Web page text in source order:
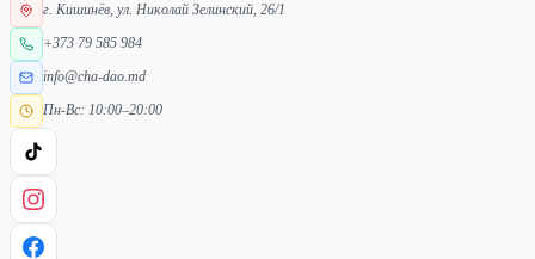
г. Кишинёв, ул. Николай Зелинский, 26/1
+373 79 585 984
info@cha-dao.md
Пн-Вс: 10:00–20:00